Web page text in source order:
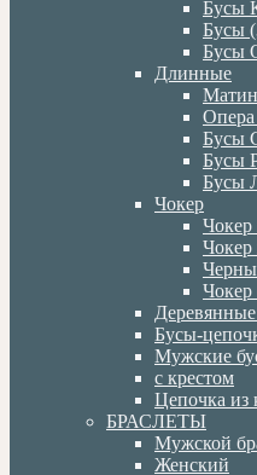
Бусы
Бусы
Бусы
Длинные
Бусы
Бусы
Бусы
Чокер
Бусы-
Мужские
с крестом
Цепочка из
БРАСЛЕТЫ
Мужской
Женский